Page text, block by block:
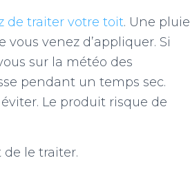
de traiter votre toit. Une pluie
venez d’appliquer. Si
sur la météo des
pendant un temps sec.
Le produit risque de
le traiter.